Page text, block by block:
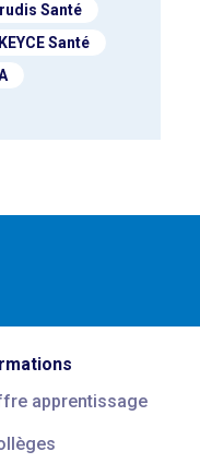
Santé
KEYCE Santé
apprentissage